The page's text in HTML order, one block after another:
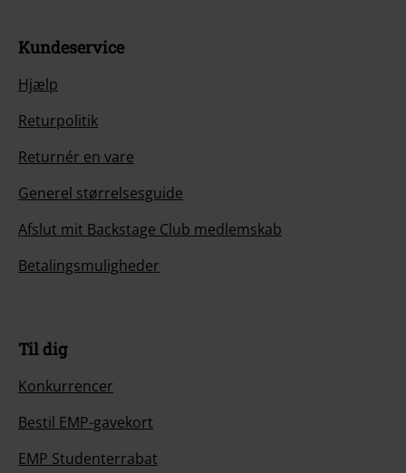
Kundeservice
Hjælp
Returpolitik
Returnér en vare
Generel størrelsesguide
Afslut mit Backstage Club medlemskab
Betalingsmuligheder
Til dig
Konkurrencer
Bestil EMP-gavekort
EMP Studenterrabat